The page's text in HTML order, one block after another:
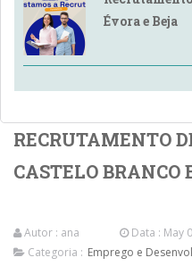
Évora e Beja
RECRUTAMENTO
CASTELO BRANCO
Autor : ana
Data : May
Categoria : Emprego e